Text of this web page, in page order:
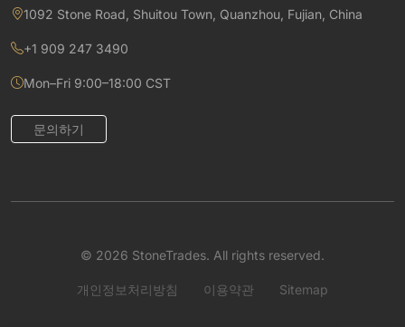
1092 Stone Road, Shuitou Town, Quanzhou, Fujian, China
+1 909 247 3490
Mon–Fri 9:00–18:00 CST
문의하기
© 2026 StoneTrades. All rights reserved.
개인정보처리방침 이용약관 Sitemap